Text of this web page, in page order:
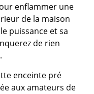
enflammer une
de la maison
puissance et sa
de rien
enceinte pré
aux amateurs de